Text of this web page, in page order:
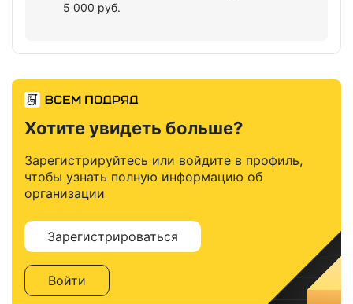
5 000 руб.
Хотите увидеть больше?
Зарегистрируйтесь или войдите в профиль,
чтобы узнать полную информацию об
организации
Зарегистрироваться
Войти